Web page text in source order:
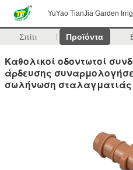
YuYao TianJia Garden
Σπίτι Προϊόντα
Καθολικοί οδοντωτοί
άρδευσης
σωλήνωση σταλαγματιάς